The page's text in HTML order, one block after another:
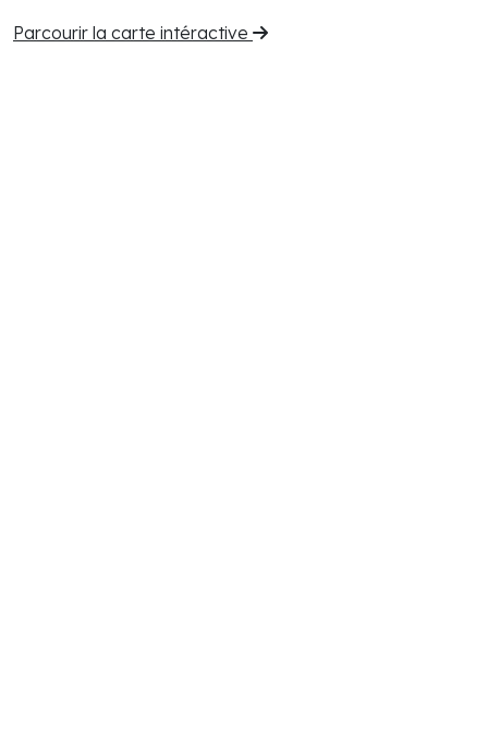
Parcourir la carte intéractive